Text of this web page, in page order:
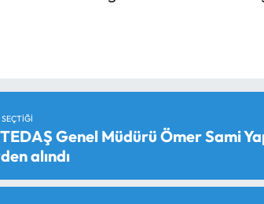
Genel Müdürü Ömer Sami
alındı